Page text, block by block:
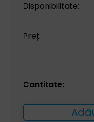
Disponibilitate:
Preț:
Cantitate: